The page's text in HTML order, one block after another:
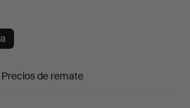
Precios de remate